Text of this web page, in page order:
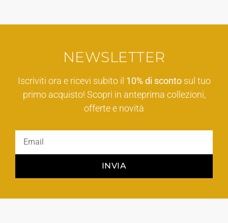
NEWSLETTER
Iscriviti ora e ricevi subito il 10% di scontosul tuo
primo acquisto! Scopri in anteprima collezioni,
offerte e novità
INVIA